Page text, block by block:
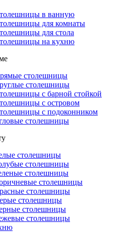
в ванную
для комнаты
для стола
на кухню
столешницы
столешницы
с барной стойкой
с островом
с подоконником
столешницы
столешницы
столешницы
столешницы
столешницы
столешницы
столешницы
столешницы
столешницы